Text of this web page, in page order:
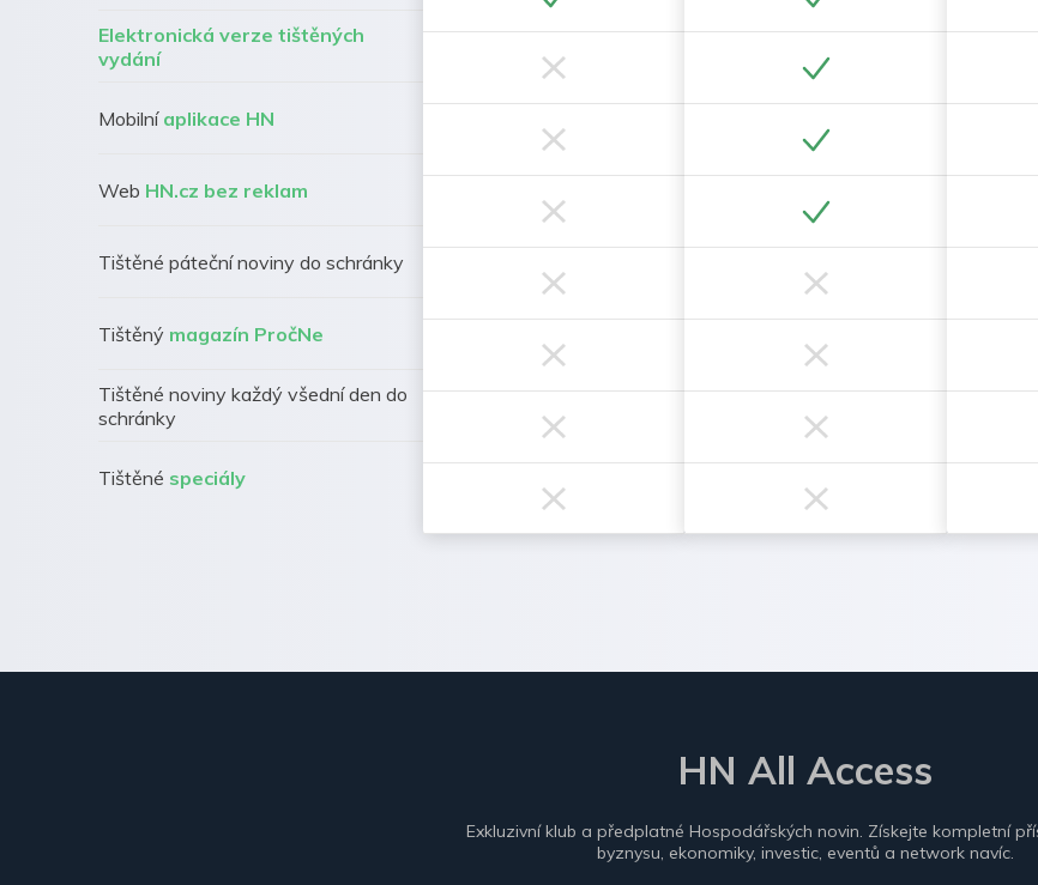
Elektronická verze tištěných
vydání
Mobilní aplikace HN
Web HN.cz bez reklam
Tištěné páteční noviny do schránky
Tištěný magazín PročNe
Tištěné noviny každý všední den do
schránky
Tištěné speciály
HN All Access
Exkluzivní klub a předplatné Hospodářských novin. Získejte kompletní
byznysu, ekonomiky, investic, eventů a network navíc.